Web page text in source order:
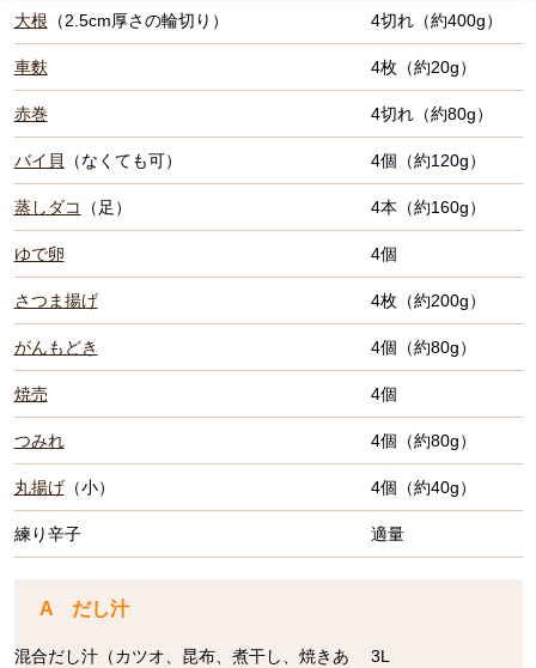
大根 （2.5cm厚さの輪切り） 4切れ（約400g）
車麩 4枚（約20g）
赤巻 4切れ（約80g）
バイ貝 （なくても可） 4個（約120g）
蒸しダコ （足） 4本（約160g）
ゆで卵 4個
さつま揚げ 4枚（約200g）
がんもどき 4個（約80g）
焼売 4個
つみれ 4個（約80g）
丸揚げ（小） 4個（約40g）
練り辛子 適量
A だし汁
混合だし汁（カツオ、昆布、煮干し、焼きあ
3L